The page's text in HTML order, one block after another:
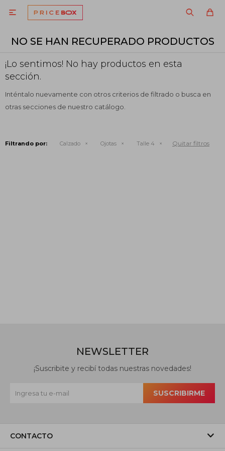

NO SE HAN RECUPERADO PRODUCTOS
¡Lo sentimos! No hay productos en esta
sección.
Inténtalo nuevamente con otros criterios de filtrado o busca en
otras secciones de nuestro catálogo.
Filtrando por: Calzado Ojotas Talle 4 Quitar filtros
CONTACTO
NEWSLETTER
¡Suscribite y recibí todas nuestras novedades!
SUSCRIBIRME